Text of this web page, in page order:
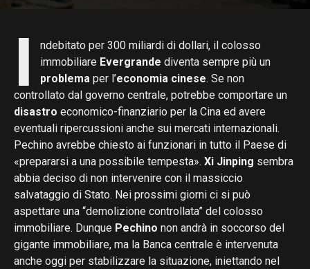
I
ndebitato per 300 miliardi di dollari, il colosso
immobiliare Evergrande diventa sempre più un
problema per l’economia cinese. Se non
controllato dal governo centrale, potrebbe comportare un
disastro economico-finanziario per la Cina ed avere
eventuali ripercussioni anche sui mercati internazionali.
Pechino avrebbe chiesto ai funzionari in tutto il Paese di
«prepararsi a una possibile tempesta». Xi Jinping sembra
abbia deciso di non intervenire con il massiccio
salvataggio di Stato. Nei prossimi giorni ci si può
aspettare una “demolizione controllata” del colosso
immobiliare. Dunque Pechino non andrà in soccorso del
gigante immobiliare, ma la Banca centrale è intervenuta
anche oggi per stabilizzare la situazione, iniettando nel